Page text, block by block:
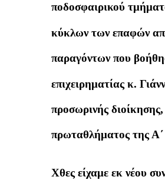
ποδοσφαιρικού
κύκλων των επαφών
παραγόντων που
επιχειρηματίας κ.
προσωρινής
πρωταθλήματος της
Χθες είχαμε εκ νέου